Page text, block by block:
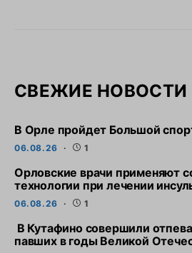
СВЕЖИЕ НОВОСТИ
В Орле пройдет Большой
06.08.26 1
Орловские врачи применяют
технологии при лечении
06.08.26 1
В Кутафино совершили
павших в годы Великой